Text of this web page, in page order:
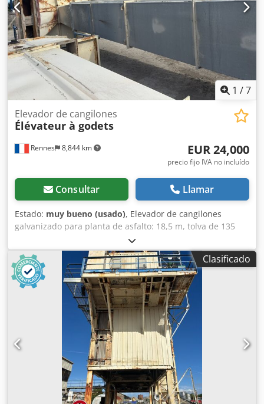
1 /7
Rennes 8,844 km
Elevador de cangilones
Élévateur à godets
EUR 24,000
precio fijo IVA no incluído
Consultar Llamar
Estado: muy bueno (usado), Elevador de cangilones
galvanizado para planta de asfalto: 18,5 m, tolva de 135
cm, capacidad de 150 a 200 toneladas/hora Dedsy Diyhjpfx
Abzokr
Clasificado